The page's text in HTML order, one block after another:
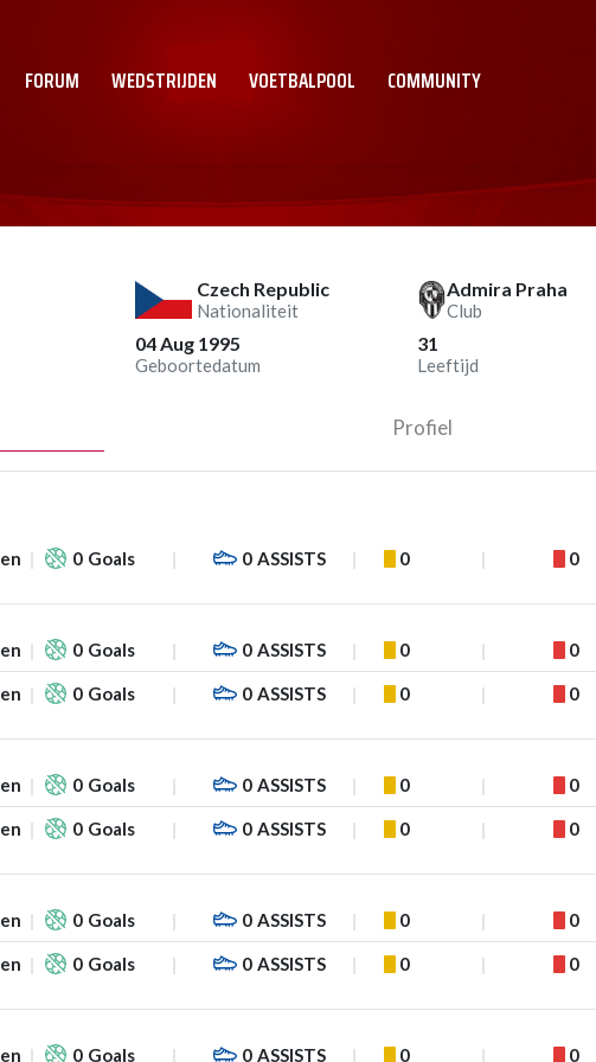
FORUM WEDSTRIJDEN VOETBALPOOL COMMUNITY
Czech Republic
Nationaliteit
Admira Praha
Club
04 Aug 1995
Geboortedatum
31
Leeftijd
Profiel
0 Goals 0 ASSISTS 0 0
0 Goals 0 ASSISTS 0 0
0 Goals 0 ASSISTS 0 0
0 Goals 0 ASSISTS 0 0
0 Goals 0 ASSISTS 0 0
0 Goals 0 ASSISTS 0 0
0 Goals 0 ASSISTS 0 0
0 Goals 0 ASSISTS 0 0